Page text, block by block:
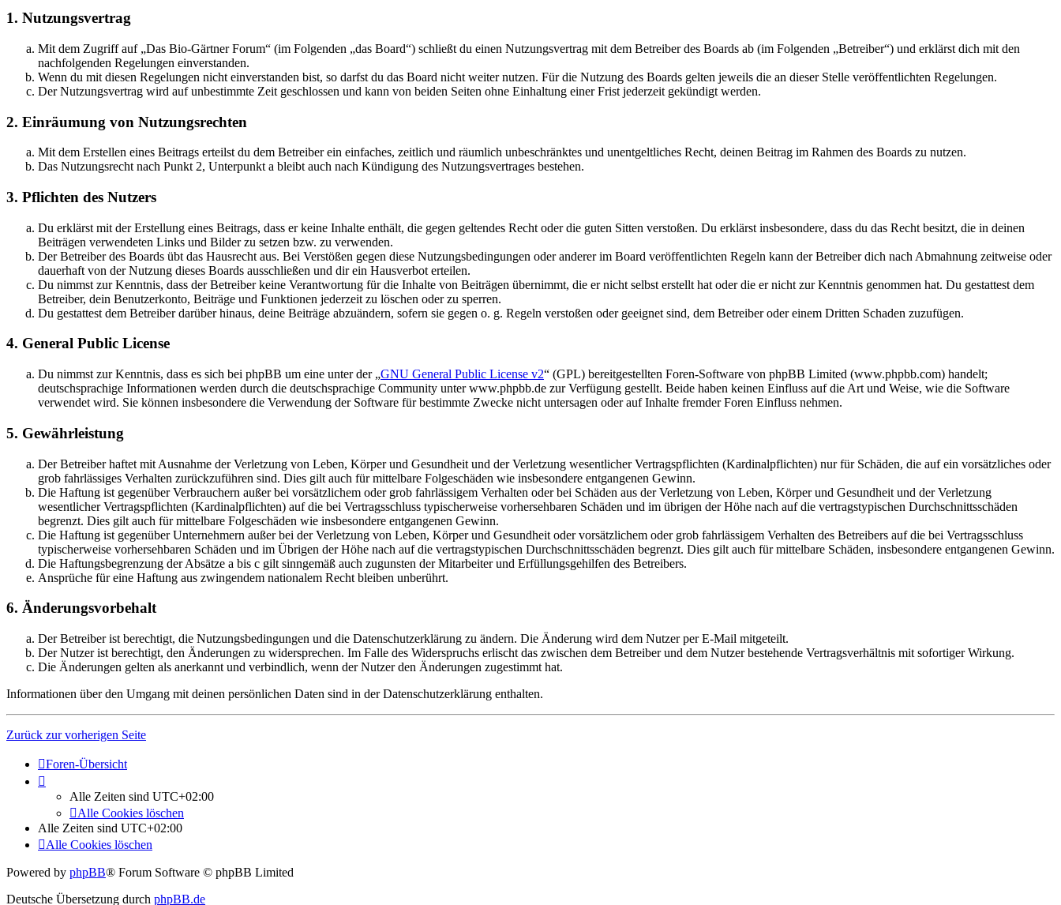
1. Nutzungsvertrag
Mit dem Zugriff auf „Das Bio-Gärtner Forum“ (im Folgenden „das Board“) schließt du einen Nutzungsvertrag mit dem Betreiber des Boards ab (im Folgenden „Betreiber“) und erklärst dich mit den
nachfolgenden Regelungen einverstanden.
Wenn du mit diesen Regelungen nicht einverstanden bist, so darfst du das Board nicht weiter nutzen. Für die Nutzung des Boards gelten jeweils die an dieser Stelle veröffentlichten Regelungen.
Der Nutzungsvertrag wird auf unbestimmte Zeit geschlossen und kann von beiden Seiten ohne Einhaltung einer Frist jederzeit gekündigt werden.
2. Einräumung von Nutzungsrechten
Mit dem Erstellen eines Beitrags erteilst du dem Betreiber ein einfaches, zeitlich und räumlich unbeschränktes und unentgeltliches Recht, deinen Beitrag im Rahmen des Boards zu nutzen.
Das Nutzungsrecht nach Punkt 2, Unterpunkt a bleibt auch nach Kündigung des Nutzungsvertrages bestehen.
3. Pflichten des Nutzers
Du erklärst mit der Erstellung eines Beitrags, dass er keine Inhalte enthält, die gegen geltendes Recht oder die guten Sitten verstoßen. Du erklärst insbesondere, dass du das Recht besitzt, die in deinen
Beiträgen verwendeten Links und Bilder zu setzen bzw. zu verwenden.
Der Betreiber des Boards übt das Hausrecht aus. Bei Verstößen gegen diese Nutzungsbedingungen oder anderer im Board veröffentlichten Regeln kann der Betreiber dich nach Abmahnung zeitweise oder
dauerhaft von der Nutzung dieses Boards ausschließen und dir ein Hausverbot erteilen.
Du nimmst zur Kenntnis, dass der Betreiber keine Verantwortung für die Inhalte von Beiträgen übernimmt, die er nicht selbst erstellt hat oder die er nicht zur Kenntnis genommen hat. Du gestattest dem
Betreiber, dein Benutzerkonto, Beiträge und Funktionen jederzeit zu löschen oder zu sperren.
Du gestattest dem Betreiber darüber hinaus, deine Beiträge abzuändern, sofern sie gegen o. g. Regeln verstoßen oder geeignet sind, dem Betreiber oder einem Dritten Schaden zuzufügen.
4. General Public License
Du nimmst zur Kenntnis, dass es sich bei phpBB um eine unter der „GNU General Public License v2“ (GPL) bereitgestellten Foren-Software von phpBB Limited (www.phpbb.com) handelt;
deutschsprachige Informationen werden durch die deutschsprachige Community unter www.phpbb.de zur Verfügung gestellt. Beide haben keinen Einfluss auf die Art und Weise, wie die Software
verwendet wird. Sie können insbesondere die Verwendung der Software für bestimmte Zwecke nicht untersagen oder auf Inhalte fremder Foren Einfluss nehmen.
5. Gewährleistung
Der Betreiber haftet mit Ausnahme der Verletzung von Leben, Körper und Gesundheit und der Verletzung wesentlicher Vertragspflichten (Kardinalpflichten) nur für Schäden, die auf ein vorsätzliches oder
grob fahrlässiges Verhalten zurückzuführen sind. Dies gilt auch für mittelbare Folgeschäden wie insbesondere entgangenen Gewinn.
Die Haftung ist gegenüber Verbrauchern außer bei vorsätzlichem oder grob fahrlässigem Verhalten oder bei Schäden aus der Verletzung von Leben, Körper und Gesundheit und der Verletzung
wesentlicher Vertragspflichten (Kardinalpflichten) auf die bei Vertragsschluss typischerweise vorhersehbaren Schäden und im übrigen der Höhe nach auf die vertragstypischen Durchschnittsschäden
begrenzt. Dies gilt auch für mittelbare Folgeschäden wie insbesondere entgangenen Gewinn.
Die Haftung ist gegenüber Unternehmern außer bei der Verletzung von Leben, Körper und Gesundheit oder vorsätzlichem oder grob fahrlässigem Verhalten des Betreibers auf die bei Vertragsschluss
typischerweise vorhersehbaren Schäden und im Übrigen der Höhe nach auf die vertragstypischen Durchschnittsschäden begrenzt. Dies gilt auch für mittelbare Schäden, insbesondere entgangenen Gewinn.
Die Haftungsbegrenzung der Absätze a bis c gilt sinngemäß auch zugunsten der Mitarbeiter und Erfüllungsgehilfen des Betreibers.
Ansprüche für eine Haftung aus zwingendem nationalem Recht bleiben unberührt.
6. Änderungsvorbehalt
Der Betreiber ist berechtigt, die Nutzungsbedingungen und die Datenschutzerklärung zu ändern. Die Änderung wird dem Nutzer per E-Mail mitgeteilt.
Der Nutzer ist berechtigt, den Änderungen zu widersprechen. Im Falle des Widerspruchs erlischt das zwischen dem Betreiber und dem Nutzer bestehende Vertragsverhältnis mit sofortiger Wirkung.
Die Änderungen gelten als anerkannt und verbindlich, wenn der Nutzer den Änderungen zugestimmt hat.
Informationen über den Umgang mit deinen persönlichen Daten sind in der Datenschutzerklärung enthalten.
Zurück zur vorherigen Seite
Foren-Übersicht
Alle Zeiten sind UTC+02:00
Alle Cookies löschen
Alle Zeiten sind UTC+02:00
Alle Cookies löschen
Powered by phpBB® Forum Software © phpBB Limited
Deutsche Übersetzung durch phpBB.de